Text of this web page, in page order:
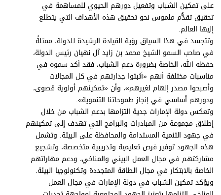
برامج
عدد اليوم
مواقيت الصلاة
الأحوال الجوية
على تمكين الشباب وتفعيل دورهم الحيوي للمساهمة في
تحقيق تقدُّم ملموس نحو تحقيق هذه الأهداف التي يتطلع
إليها العالم.
وتتجسد في هذا السياق رؤية القيادة الرشيدة للدولة، ممثلةً
في صاحب السمو الشيخ محمد بن زايد آل نهيان رئيس الدولة،
حفظه الله، الخاصة بضرورة دعم الشباب، فقد أكد سموه في
مناسبات مختلفة أنهم «أثبتوا جدارتهم في كل المجالات
وأصبحوا مصدر إلهام لغيرهم»، وأن «تمكينهم أولوية قصوى،
ودورهم أساسي في إنجاز طموحاتنا التنموية».
وتعكس دولة الإمارات جدية التزامها بدعم الشباب من خلال
إطلاق مجموعة من المبادرات والبرامج التي تهدف إلى تمكينهم
في جهود التنمية المستدامة والمحافظة على البيئة. وتشمل
هذه الجهود توفير فرص تعليمية وتدريبية متخصصة، وتشجيع
مشاركتهم في مجال العمل البيئي والمناخي، ودعم مهاراتهم
الخاصة بالابتكار في مجال الطاقة المتجددة وتكنولوجيا البيئة.
ويؤكد تمكين الشباب في دولة الإمارات في مجال العمل